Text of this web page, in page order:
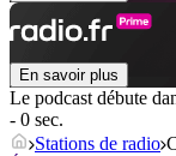
En savoir plus
Le podcast débute
- 0 sec.
Stations de radio